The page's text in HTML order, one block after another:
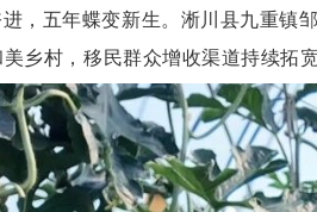
，五年蝶变新生。淅川县九重镇
乡村，移民群众增收渠道持续拓